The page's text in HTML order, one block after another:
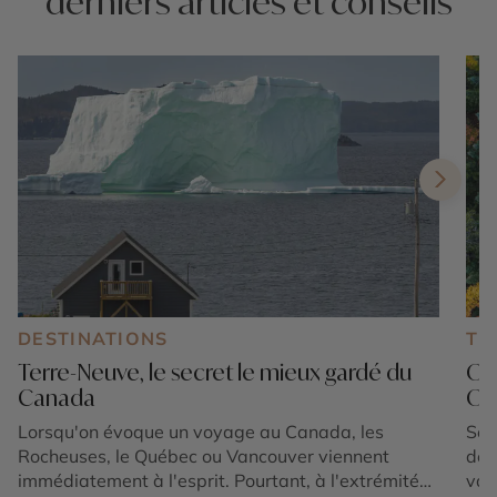
DESTINATIONS
Terre-Neuve, le secret le mieux gardé du
Canada
Lorsqu'on évoque un voyage au Canada, les
Rocheuses, le Québec ou Vancouver viennent
immédiatement à l'esprit. Pourtant, à l'extrémité